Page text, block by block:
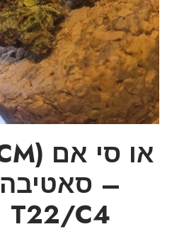
– סאטיבה
T22/C4